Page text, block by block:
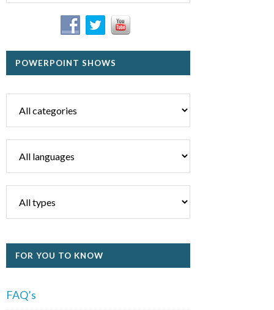
POWERPOINT SHOWS
FOR YOU TO KNOW
FAQ’s